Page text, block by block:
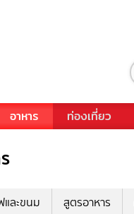
อาหาร ท่องเที่ยว
และขนม สูตรอาหาร